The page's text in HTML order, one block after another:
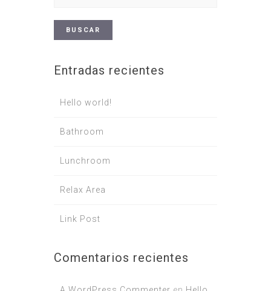
Entradas recientes
Hello world!
Bathroom
Lunchroom
Relax Area
Link Post
Comentarios recientes